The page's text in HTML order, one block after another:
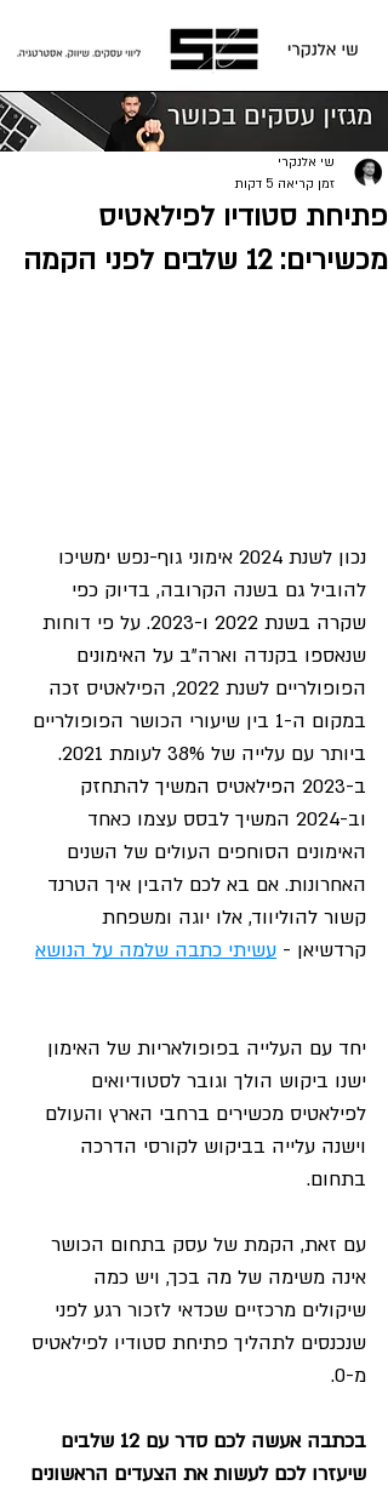
פוסט
פתיחת סטודיו לפילאטיס
מכשירים: 12 שלבים לפני הקמה
שי אלנקרי
זמן קריאה 5 דקות
נכון לשנת 2024 אימוני גוף-נפש ימשיכו
להוביל גם בשנה הקרובה, בדיוק כפי
שקרה בשנת 2022 ו-2023. על פי דוחות
שנאספו בקנדה וארה"ב על האימונים
הפופולריים לשנת 2022, הפילאטיס זכה
במקום ה-1 בין שיעורי הכושר הפופולריים
ביותר עם עלייה של 38% לעומת 2021.
ב-2023 הפילאטיס המשיך להתחזק
וב-2024 המשיך לבסס עצמו כאחד
האימונים הסוחפים העולים של השנים
האחרונות. אם בא לכם להבין איך הטרנד
קשור להוליווד, אלו יוגה ומשפחת
קרדשיאן - עשיתי כתבה שלמה על הנושא
יחד עם העלייה בפופולאריות של האימון
ישנו ביקוש הולך וגובר לסטודיואים
לפילאטיס מכשירים ברחבי הארץ והעולם
וישנה עלייה בביקוש לקורסי הדרכה
בתחום.
עם זאת, הקמת של עסק בתחום הכושר
אינה משימה של מה בכך, ויש כמה
שיקולים מרכזיים שכדאי לזכור רגע לפני
שנכנסים לתהליך פתיחת סטודיו לפילאטיס
מ-0.
בכתבה אעשה לכם סדר עם 12 שלבים
שיעזרו לכם לעשות את הצעדים הראשונים